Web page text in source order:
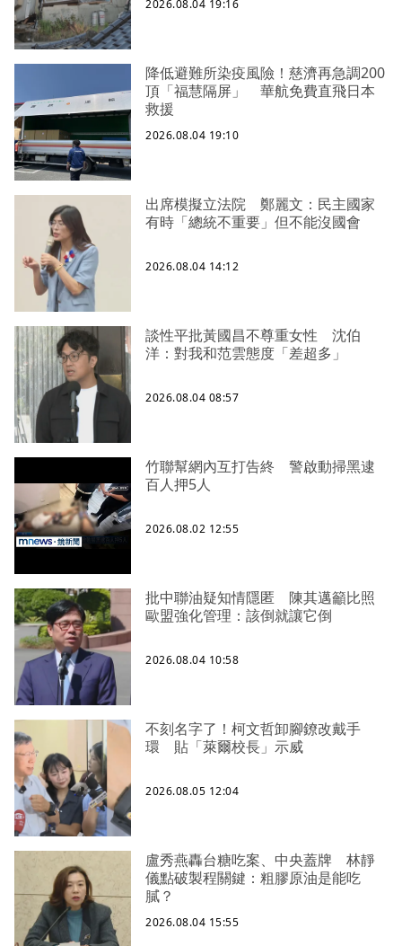
2026.08.04 19:16
降低避難所染疫風險！慈濟再急調200
頂「福慧隔屏」 華航免費直飛日本
救援
2026.08.04 19:10
出席模擬立法院 鄭麗文：民主國家
有時「總統不重要」但不能沒國會
2026.08.04 14:12
談性平批黃國昌不尊重女性 沈伯
洋：對我和范雲態度「差超多」
2026.08.04 08:57
竹聯幫網內互打告終 警啟動掃黑逮
百人押5人
2026.08.02 12:55
批中聯油疑知情隱匿 陳其邁籲比照
歐盟強化管理：該倒就讓它倒
2026.08.04 10:58
不刻名字了！柯文哲卸腳鐐改戴手
環 貼「萊爾校長」示威
2026.08.05 12:04
盧秀燕轟台糖吃案、中央蓋牌 林靜
儀點破製程關鍵：粗膠原油是能吃
膩？
2026.08.04 15:55